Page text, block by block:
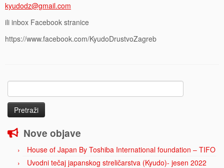
kyudodz@gmail.com
ili inbox Facebook stranice
https://www.facebook.com/KyudoDrustvoZagreb
Nove objave
House of Japan By Toshiba International foundation – TIFO
Uvodni tečaj japanskog streličarstva (Kyudo)- jesen 2022